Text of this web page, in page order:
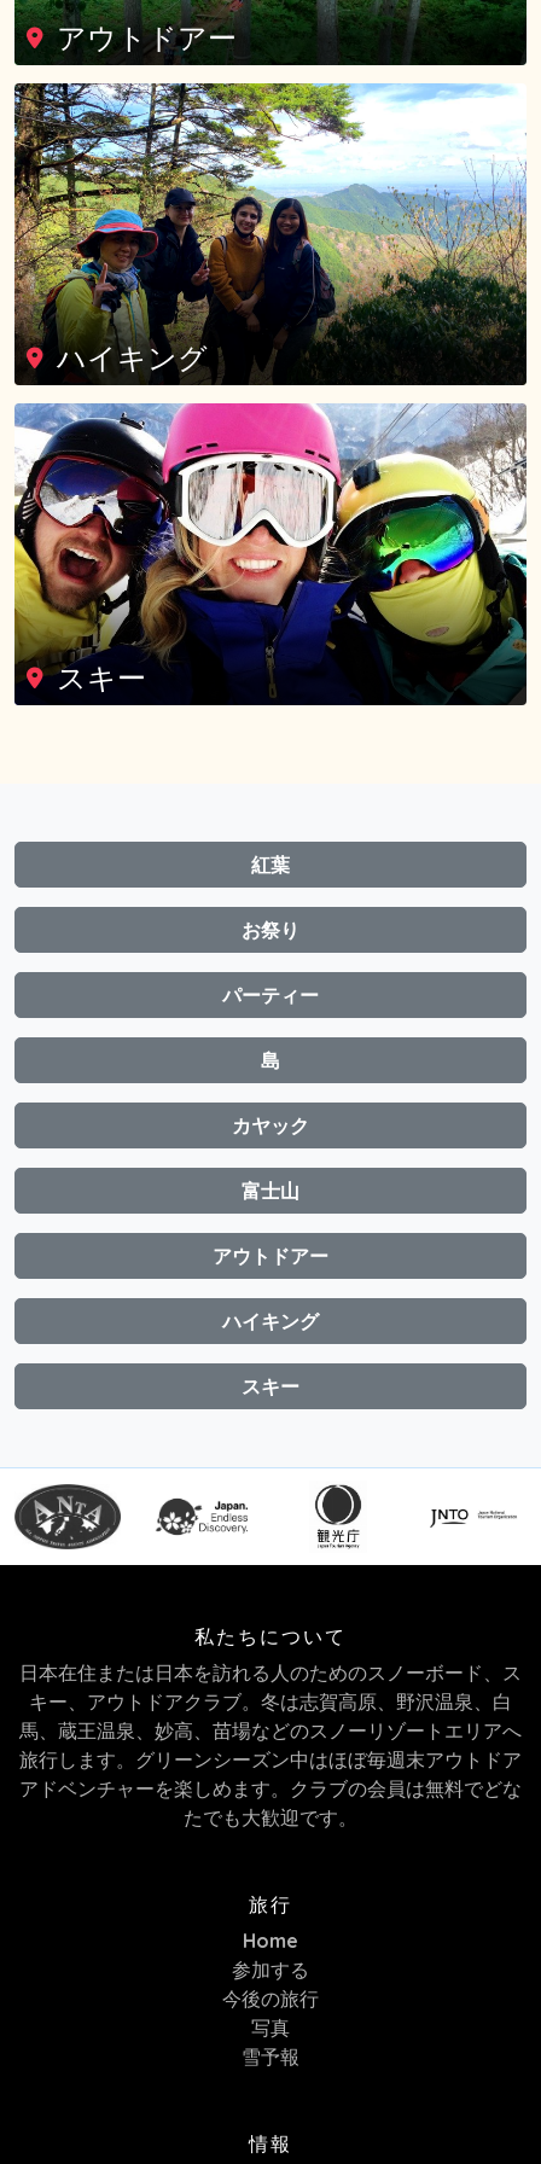
アウトドアー
ハイキング
スキー
紅葉
お祭り
パーティー
島
カヤック
富士山
アウトドアー
ハイキング
スキー
私たちについて
日本在住または日本を訪れる人のためのスノーボード、ス
キー、アウトドアクラブ。冬は志賀高原、野沢温泉、白
馬、蔵王温泉、妙高、苗場などのスノーリゾートエリアへ
旅行します。グリーンシーズン中はほぼ毎週末アウトドア
アドベンチャーを楽しめます。クラブの会員は無料でどな
たでも大歓迎です。
旅行
Home
参加する
今後の旅行
写真
雪予報
情報